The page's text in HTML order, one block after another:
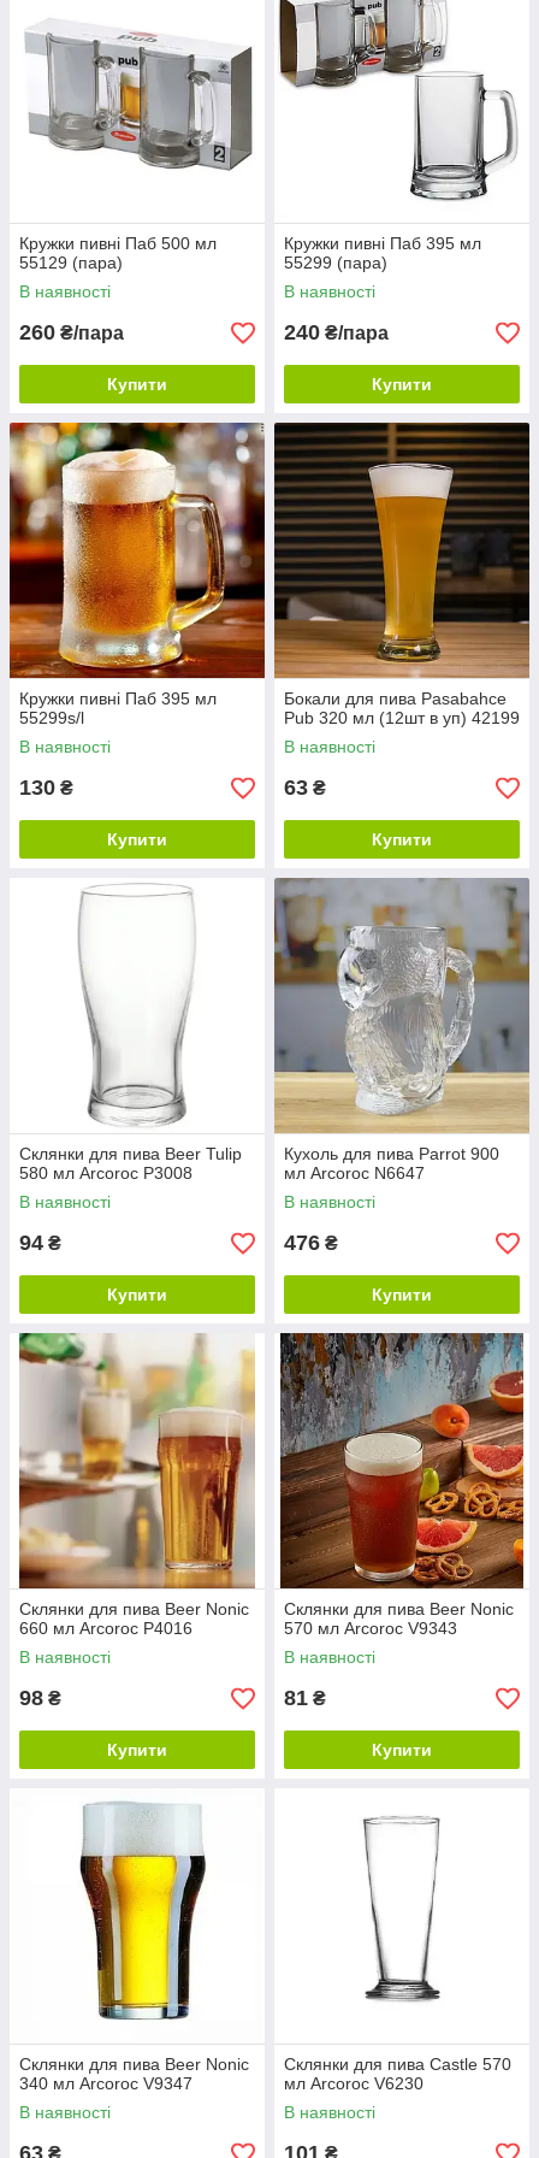
Кружки пивні Паб 500 мл
55129 (пара)
В наявності
260 ₴/пара
Купити
Кружки пивні Паб 395 мл
55299 (пара)
В наявності
240 ₴/пара
Купити
Кружки пивні Паб 395 мл
55299s/l
В наявності
130 ₴
Купити
Бокали для пива Pasabahce
Pub 320 мл (12шт в уп) 42199
В наявності
63 ₴
Купити
Склянки для пива Beer Tulip
580 мл Arcoroc P3008
В наявності
94 ₴
Купити
Кухоль для пива Parrot 900
мл Arcoroc N6647
В наявності
476 ₴
Купити
Склянки для пива Beer Nonic
660 мл Arcoroc Р4016
В наявності
98 ₴
Купити
Склянки для пива Beer Nonic
570 мл Arcoroc V9343
В наявності
81 ₴
Купити
Склянки для пива Beer Nonic
340 мл Arcoroc V9347
В наявності
63 ₴
Склянки для пива Castle 570
мл Arcoroc V6230
В наявності
101 ₴